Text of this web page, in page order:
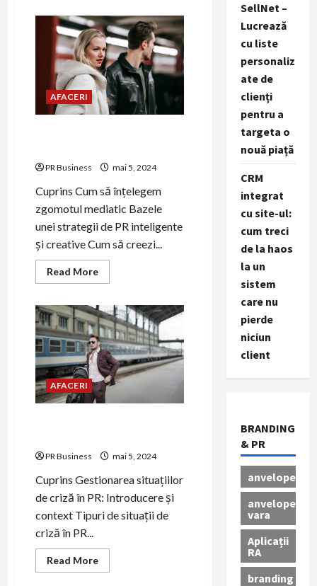
și
Promovând
Un
Brand
De
Succes.
AFACERI
PR Business mai 5, 2024
Cuprins Cum să înțelegem
zgomotul mediatic Bazele
unei strategii de PR inteligente
și creative Cum să creezi...
Read MoreRead
more
să
te
ridici
deasupra
zgomotului
mediatic
AFACERI
PR Business mai 5, 2024
Cuprins Gestionarea situațiilor
de criză în PR: Introducere și
context Tipuri de situații de
criză în PR...
Read MoreRead
more
SellNet –
Lucrează
cu liste
personaliz
ate de
clienți
pentru a
targeta o
nouă piață
CRM
integrat
cu site-ul:
cum treci
de la haos
la un
sistem
care nu
pierde
niciun
client
BRANDING
& PR
anvelope
anvelope
vara
Aplicații
RA
branding